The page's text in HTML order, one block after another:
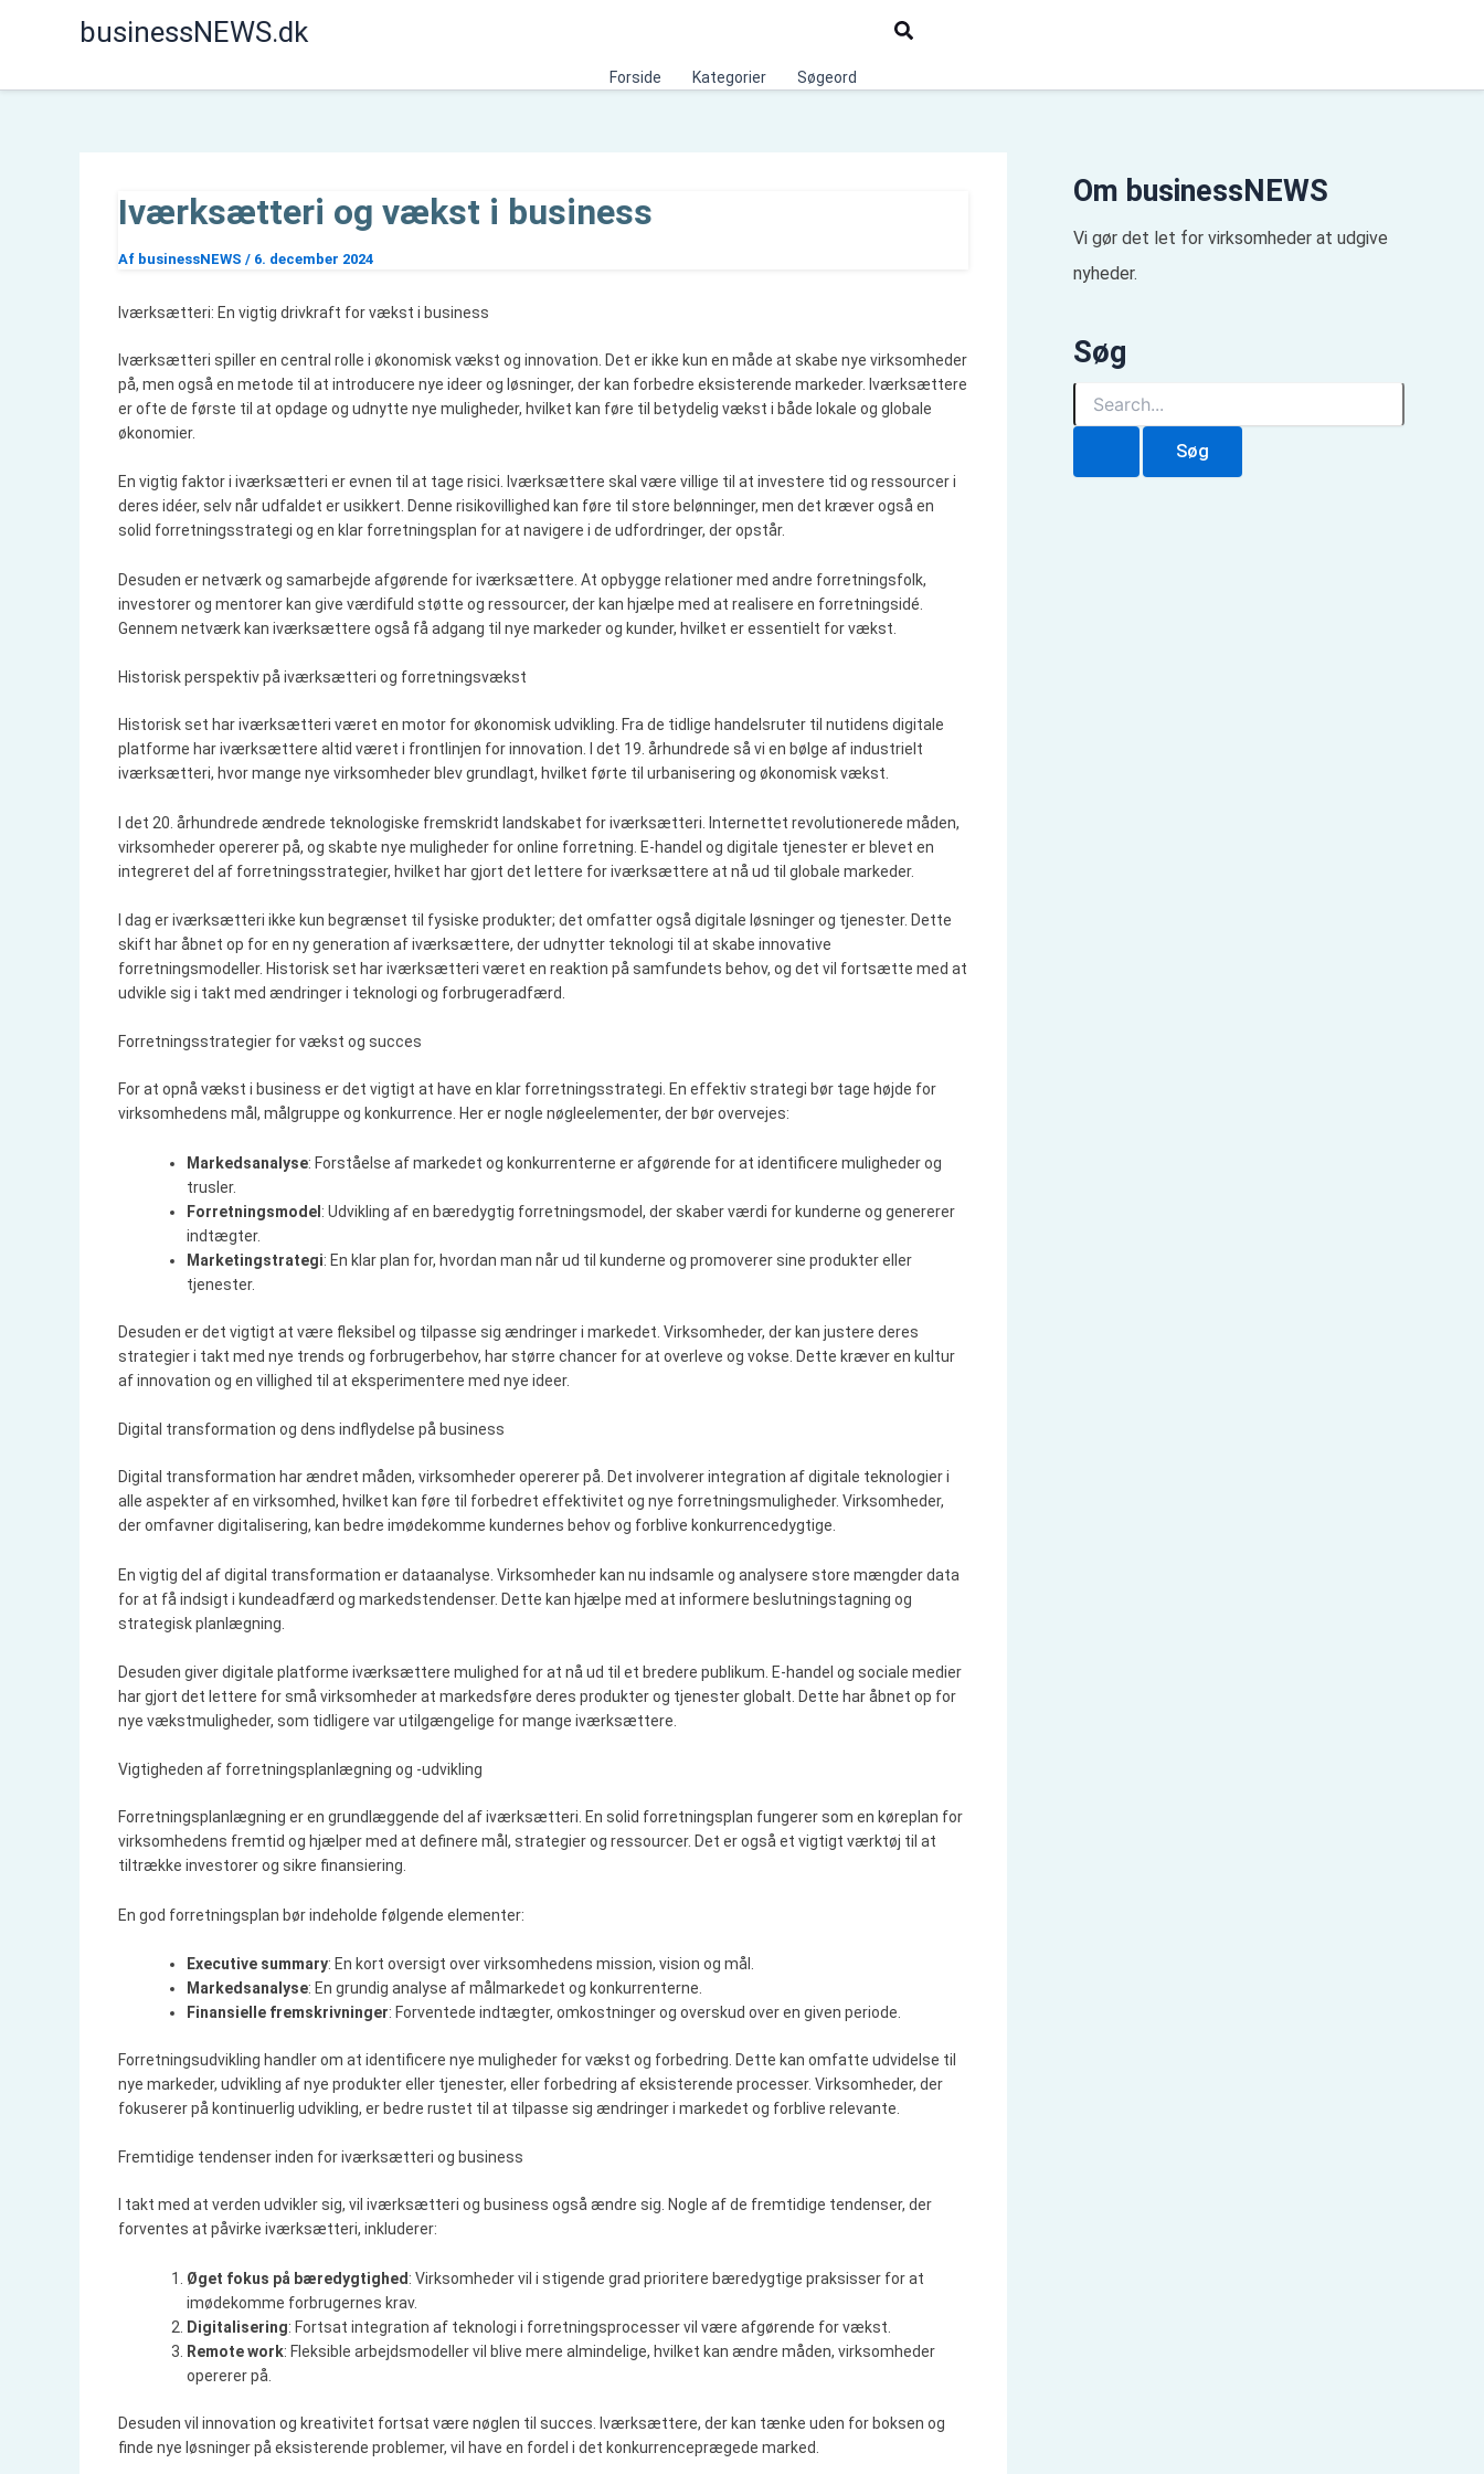
businessNEWS.dk Søg
Forside Kategorier Søgeord
Iværksætteri og vækst i business
Af businessNEWS / 6. december 2024
Iværksætteri: En vigtig drivkraft for vækst i business
Iværksætteri spiller en central rolle i økonomisk vækst og innovation. Det er ikke kun en måde at skabe nye virksomheder
på, men også en metode til at introducere nye ideer og løsninger, der kan forbedre eksisterende markeder. Iværksættere
er ofte de første til at opdage og udnytte nye muligheder, hvilket kan føre til betydelig vækst i både lokale og globale
økonomier.
En vigtig faktor i iværksætteri er evnen til at tage risici. Iværksættere skal være villige til at investere tid og ressourcer i
deres idéer, selv når udfaldet er usikkert. Denne risikovillighed kan føre til store belønninger, men det kræver også en
solid forretningsstrategi og en klar forretningsplan for at navigere i de udfordringer, der opstår.
Desuden er netværk og samarbejde afgørende for iværksættere. At opbygge relationer med andre forretningsfolk,
investorer og mentorer kan give værdifuld støtte og ressourcer, der kan hjælpe med at realisere en forretningsidé.
Gennem netværk kan iværksættere også få adgang til nye markeder og kunder, hvilket er essentielt for vækst.
Historisk perspektiv på iværksætteri og forretningsvækst
Historisk set har iværksætteri været en motor for økonomisk udvikling. Fra de tidlige handelsruter til nutidens digitale
platforme har iværksættere altid været i frontlinjen for innovation. I det 19. århundrede så vi en bølge af industrielt
iværksætteri, hvor mange nye virksomheder blev grundlagt, hvilket førte til urbanisering og økonomisk vækst.
I det 20. århundrede ændrede teknologiske fremskridt landskabet for iværksætteri. Internettet revolutionerede måden,
virksomheder opererer på, og skabte nye muligheder for online forretning. E-handel og digitale tjenester er blevet en
integreret del af forretningsstrategier, hvilket har gjort det lettere for iværksættere at nå ud til globale markeder.
I dag er iværksætteri ikke kun begrænset til fysiske produkter; det omfatter også digitale løsninger og tjenester. Dette
skift har åbnet op for en ny generation af iværksættere, der udnytter teknologi til at skabe innovative
forretningsmodeller. Historisk set har iværksætteri været en reaktion på samfundets behov, og det vil fortsætte med at
udvikle sig i takt med ændringer i teknologi og forbrugeradfærd.
Forretningsstrategier for vækst og succes
For at opnå vækst i business er det vigtigt at have en klar forretningsstrategi. En effektiv strategi bør tage højde for
virksomhedens mål, målgruppe og konkurrence. Her er nogle nøgleelementer, der bør overvejes:
Markedsanalyse: Forståelse af markedet og konkurrenterne er afgørende for at identificere muligheder og
trusler.
Forretningsmodel : Udvikling af en bæredygtig forretningsmodel, der skaber værdi for kunderne og genererer
indtægter.
Marketingstrategi: En klar plan for, hvordan man når ud til kunderne og promoverer sine produkter eller
tjenester.
Desuden er det vigtigt at være fleksibel og tilpasse sig ændringer i markedet. Virksomheder, der kan justere deres
strategier i takt med nye trends og forbrugerbehov, har større chancer for at overleve og vokse. Dette kræver en kultur
af innovation og en villighed til at eksperimentere med nye ideer.
Digital transformation og dens indflydelse på business
Digital transformation har ændret måden, virksomheder opererer på. Det involverer integration af digitale teknologier i
alle aspekter af en virksomhed, hvilket kan føre til forbedret effektivitet og nye forretningsmuligheder. Virksomheder,
der omfavner digitalisering, kan bedre imødekomme kundernes behov og forblive konkurrencedygtige.
En vigtig del af digital transformation er dataanalyse. Virksomheder kan nu indsamle og analysere store mængder data
for at få indsigt i kundeadfærd og markedstendenser. Dette kan hjælpe med at informere beslutningstagning og
strategisk planlægning.
Desuden giver digitale platforme iværksættere mulighed for at nå ud til et bredere publikum. E-handel og sociale medier
har gjort det lettere for små virksomheder at markedsføre deres produkter og tjenester globalt. Dette har åbnet op for
nye vækstmuligheder, som tidligere var utilgængelige for mange iværksættere.
Vigtigheden af forretningsplanlægning og -udvikling
Forretningsplanlægning er en grundlæggende del af iværksætteri. En solid forretningsplan fungerer som en køreplan for
virksomhedens fremtid og hjælper med at definere mål, strategier og ressourcer. Det er også et vigtigt værktøj til at
tiltrække investorer og sikre finansiering.
En god forretningsplan bør indeholde følgende elementer:
Executive summary: En kort oversigt over virksomhedens mission, vision og mål.
Markedsanalyse: En grundig analyse af målmarkedet og konkurrenterne.
Finansielle fremskrivninger: Forventede indtægter, omkostninger og overskud over en given periode.
Forretningsudvikling handler om at identificere nye muligheder for vækst og forbedring. Dette kan omfatte udvidelse til
nye markeder, udvikling af nye produkter eller tjenester, eller forbedring af eksisterende processer. Virksomheder, der
fokuserer på kontinuerlig udvikling, er bedre rustet til at tilpasse sig ændringer i markedet og forblive relevante.
Fremtidige tendenser inden for iværksætteri og business
I takt med at verden udvikler sig, vil iværksætteri og business også ændre sig. Nogle af de fremtidige tendenser, der
forventes at påvirke iværksætteri, inkluderer:
Øget fokus på bæredygtighed : Virksomheder vil i stigende grad prioritere bæredygtige praksisser for at
imødekomme forbrugernes krav.
Digitalisering: Fortsat integration af teknologi i forretningsprocesser vil være afgørende for vækst.
Remote work: Fleksible arbejdsmodeller vil blive mere almindelige, hvilket kan ændre måden, virksomheder
opererer på.
Desuden vil innovation og kreativitet fortsat være nøglen til succes. Iværksættere, der kan tænke uden for boksen og
finde nye løsninger på eksisterende problemer, vil have en fordel i det konkurrenceprægede marked.
Om businessNEWS
Vi gør det let for virksomheder at udgive
nyheder.
Søg
f